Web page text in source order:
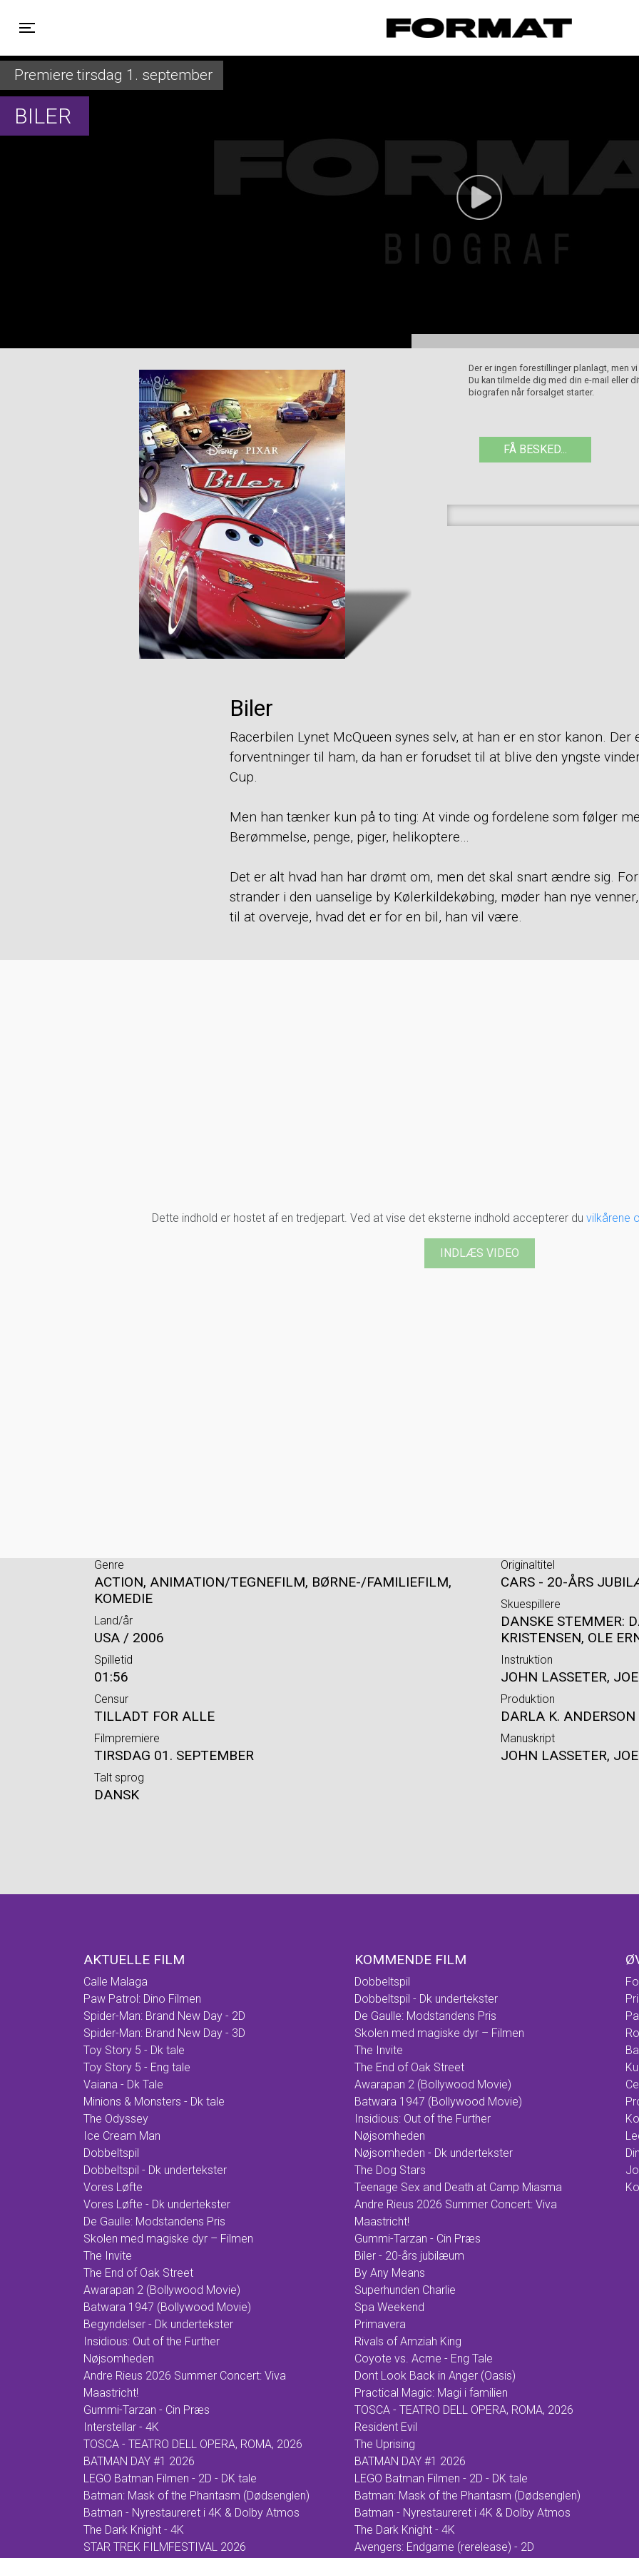
FORMAT Biograf
Premiere tirsdag 1. september
BILER
Der er ingen forestillinger planlagt, men
Du kan tilmelde dig med din e-mail eller
biografen når forsalget starter.
FÅ BESKED...
Biler
Racerbilen Lynet McQueen synes selv, at han er en stor kanon. Der
forventninger til ham, da han er forudset til at blive den yngste
Cup.
Men han tænker kun på to ting: At vinde og fordelene som følger
Berømmelse, penge, piger, helikoptere…
Det er alt hvad han har drømt om, men det skal snart ændre sig.
strander i den uanselige by Kølerkildekøbing, møder han nye
til at overveje, hvad det er for en bil, han vil være.
Dette indhold er hostet af en tredjepart. Ved at vise det eksterne indhold accepterer du vilkårene
INDLÆS VIDEO
Genre
ACTION, ANIMATION/TEGNEFILM, BØRNE-/FAMILIEFILM,
KOMEDIE
Land/år
USA / 2006
Spilletid
01:56
Censur
TILLADT FOR ALLE
Filmpremiere
TIRSDAG 01. SEPTEMBER
Talt sprog
DANSK
Originaltitel
CARS - 20-ÅRS
Skuespillere
DANSKE STEMMER:
KRISTENSEN, OLE
Instruktion
JOHN LASSETER,
Produktion
DARLA K. ANDERSON
Manuskript
JOHN LASSETER,
AKTUELLE FILM
Calle Malaga
Paw Patrol: Dino Filmen
Spider-Man: Brand New Day - 2D
Spider-Man: Brand New Day - 3D
Toy Story 5 - Dk tale
Toy Story 5 - Eng tale
Vaiana - Dk Tale
Minions & Monsters - Dk tale
The Odyssey
Ice Cream Man
Dobbeltspil
Dobbeltspil - Dk undertekster
Vores Løfte
Vores Løfte - Dk undertekster
De Gaulle: Modstandens Pris
Skolen med magiske dyr – Filmen
The Invite
The End of Oak Street
Awarapan 2 (Bollywood Movie)
Batwara 1947 (Bollywood Movie)
Begyndelser - Dk undertekster
Insidious: Out of the Further
Nøjsomheden
Andre Rieus 2026 Summer Concert: Viva
Maastricht!
Gummi-Tarzan - Cin Præs
Interstellar - 4K
TOSCA - TEATRO DELL OPERA, ROMA, 2026
BATMAN DAY #1 2026
LEGO Batman Filmen - 2D - DK tale
Batman: Mask of the Phantasm (Dødsenglen)
Batman - Nyrestaureret i 4K & Dolby Atmos
The Dark Knight - 4K
STAR TREK FILMFESTIVAL 2026
KOMMENDE FILM
Dobbeltspil
Dobbeltspil - Dk undertekster
De Gaulle: Modstandens Pris
Skolen med magiske dyr – Filmen
The Invite
The End of Oak Street
Awarapan 2 (Bollywood Movie)
Batwara 1947 (Bollywood Movie)
Insidious: Out of the Further
Nøjsomheden
Nøjsomheden - Dk undertekster
The Dog Stars
Teenage Sex and Death at Camp Miasma
Andre Rieus 2026 Summer Concert: Viva
Maastricht!
Gummi-Tarzan - Cin Præs
Biler - 20-års jubilæum
By Any Means
Superhunden Charlie
Spa Weekend
Primavera
Rivals of Amziah King
Coyote vs. Acme - Eng Tale
Dont Look Back in Anger (Oasis)
Practical Magic: Magi i familien
TOSCA - TEATRO DELL OPERA, ROMA, 2026
Resident Evil
The Uprising
BATMAN DAY #1 2026
LEGO Batman Filmen - 2D - DK tale
Batman: Mask of the Phantasm (Dødsenglen)
Batman - Nyrestaureret i 4K & Dolby Atmos
The Dark Knight - 4K
Avengers: Endgame (rerelease) - 2D